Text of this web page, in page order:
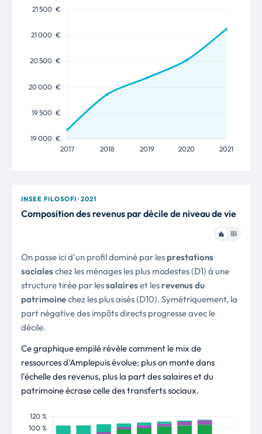
INSEE FILOSOFI · 2021
Composition des revenus par décile de niveau de vie
On passe ici d'un profil dominé par lesprestations
socialeschez les ménages les plus modestes (D1) à une
structure tirée par lessalaireset lesrevenus du
patrimoinechez les plus aisés (D10). Symétriquement, la
part négative des impôts directs progresse avec le
décile.
Ce graphique empilé révèle comment le mix de
ressources d'Amplepuis évolue: plus on monte dans
l'échelle des revenus, plus la part des salaires et du
patrimoine écrase celle des transferts sociaux.